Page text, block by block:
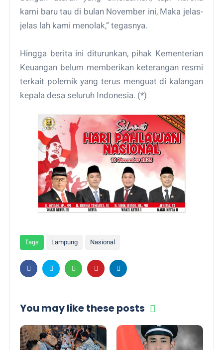
kami baru tau di bulan November ini, Maka jelas-
jelas lah kami menolak,” tegasnya.
Hingga berita ini diturunkan, pihak Kementerian
Keuangan belum memberikan keterangan resmi
terkait polemik yang terus menguat di kalangan
kepala desa seluruh Indonesia. (*)
Tags Lampung Nasional
You may like these posts